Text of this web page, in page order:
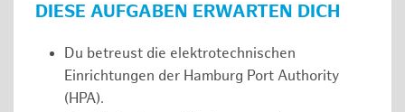
DIESE AUFGABEN ERWARTEN DICH
Du betreust die elektrotechnischen
Einrichtungen der Hamburg Port Authority
(HPA).